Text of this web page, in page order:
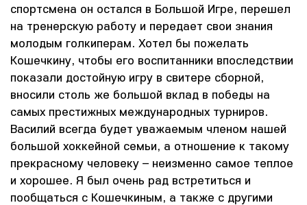
спортсмена он остался в Большой Игре, перешел
на тренерскую работу и передает свои знания
молодым голкиперам. Хотел бы пожелать
Кошечкину, чтобы его воспитанники впоследствии
показали достойную игру в свитере сборной,
вносили столь же большой вклад в победы на
самых престижных международных турниров.
Василий всегда будет уважаемым членом нашей
большой хоккейной семьи, а отношение к такому
прекрасному человеку – неизменно самое теплое
и хорошее. Я был очень рад встретиться и
пообщаться с Кошечкиным, а также с другими